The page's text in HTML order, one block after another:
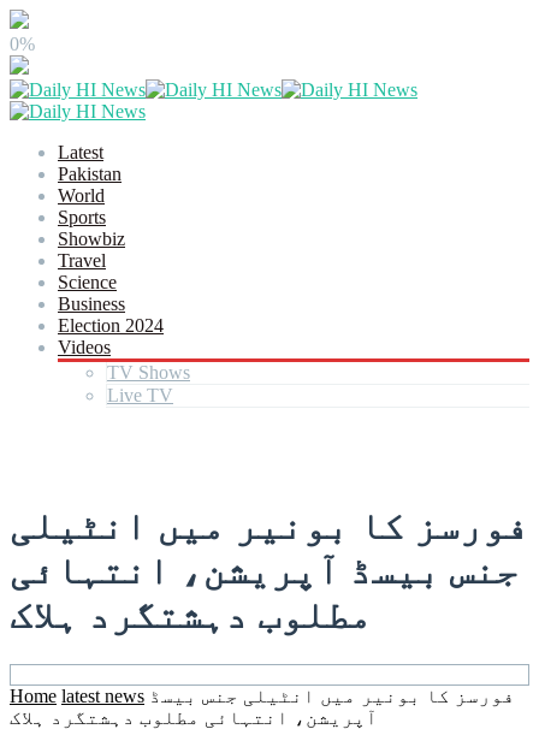
0%
Latest
Pakistan
World
Sports
Showbiz
Travel
Science
Business
Election 2024
Videos
TV Shows
Live TV
فورسز کا بونیر میں انٹیلی
جنس بیسڈ آپریشن، انتہائی
مطلوب دہشتگرد ہلاک
Home latest news فورسز کا بونیر میں انٹیلی جنس بیسڈ
آپریشن، انتہائی مطلوب دہشتگرد ہلاک